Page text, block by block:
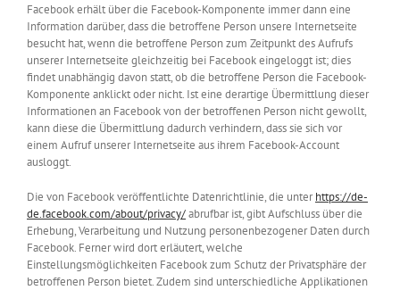
Facebook erhält über die Facebook-Komponente immer dann eine
Information darüber, dass die betroffene Person unsere Internetseite
besucht hat, wenn die betroffene Person zum Zeitpunkt des Aufrufs
unserer Internetseite gleichzeitig bei Facebook eingeloggt ist; dies
findet unabhängig davon statt, ob die betroffene Person die Facebook-
Komponente anklickt oder nicht. Ist eine derartige Übermittlung dieser
Informationen an Facebook von der betroffenen Person nicht gewollt,
kann diese die Übermittlung dadurch verhindern, dass sie sich vor
einem Aufruf unserer Internetseite aus ihrem Facebook-Account
ausloggt.
Die von Facebook veröffentlichte Datenrichtlinie, die unterhttps://de-
de.facebook.com/about/privacy/abrufbar ist, gibt Aufschluss über die
Erhebung, Verarbeitung und Nutzung personenbezogener Daten durch
Facebook. Ferner wird dort erläutert, welche
Einstellungsmöglichkeiten Facebook zum Schutz der Privatsphäre der
betroffenen Person bietet. Zudem sind unterschiedliche Applikationen